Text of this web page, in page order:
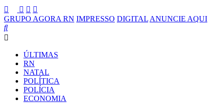
GRUPO AGORA RN IMPRESSO DIGITAL ANUNCIE AQUI
ÚLTIMAS
RN
NATAL
POLÍTICA
POLÍCIA
ECONOMIA